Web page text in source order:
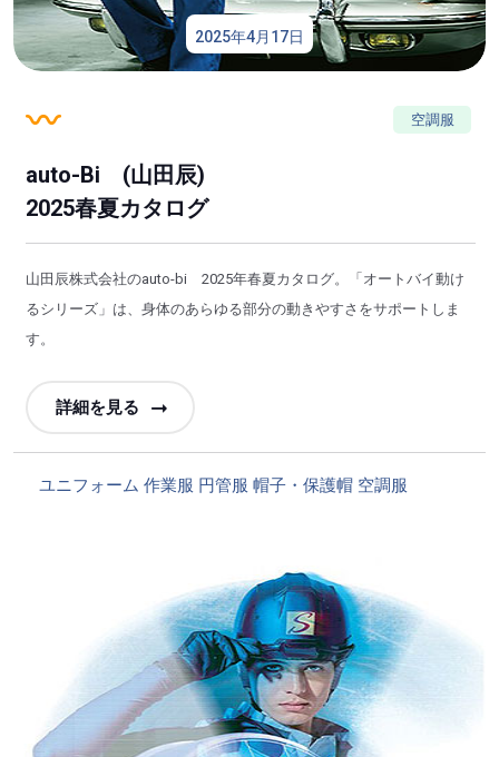
2025年4月17日
空調服
auto-Bi (山田辰)
2025春夏カタログ
山田辰株式会社のauto-bi 2025年春夏カタログ。「オートバイ動け
るシリーズ」は、身体のあらゆる部分の動きやすさをサポートしま
す。
詳細を見る
カ
ユニフォーム 作業服 円管服 帽子・保護帽 空調服